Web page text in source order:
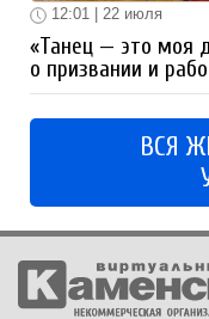
12:01 | 22 июля
«Танец — это моя
о призвании и
ВСЯ